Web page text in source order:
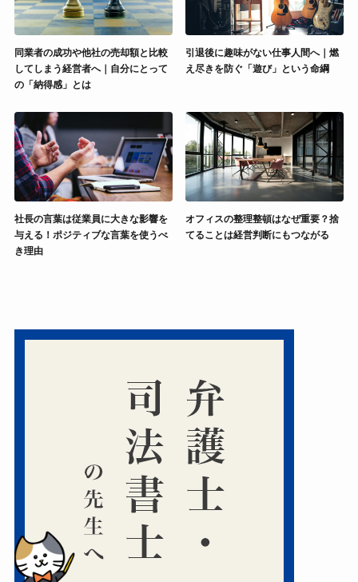
同業者の成功や他社の売却額と比較
してしまう経営者へ｜自分にとって
の「納得感」とは
引退後に趣味がない仕事人間へ｜燃
え尽きを防ぐ「遊び」という命綱
社長の言葉は従業員に大きな影響を
与える！ポジティブな言葉を使うべ
き理由
オフィスの整理整頓はなぜ重要？捨
てることは経営判断にもつながる